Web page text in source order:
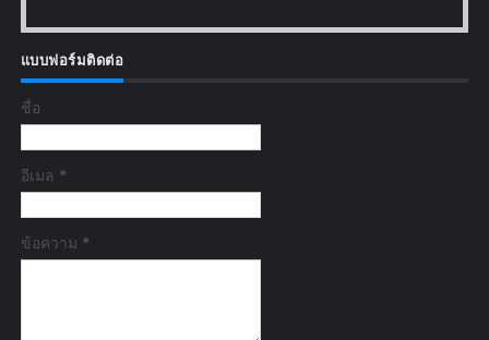
แบบฟอร์มติดต่อ
ชื่อ
อีเมล *
ข้อความ *